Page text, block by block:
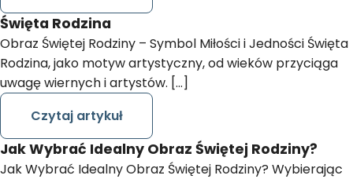
Święta Rodzina
Obraz Świętej Rodziny – Symbol Miłości i Jedności Święta
Rodzina, jako motyw artystyczny, od wieków przyciąga
uwagę wiernych i artystów. […]
Czytaj artykuł
Jak Wybrać Idealny Obraz Świętej Rodziny?
Jak Wybrać Idealny Obraz Świętej Rodziny? Wybierając